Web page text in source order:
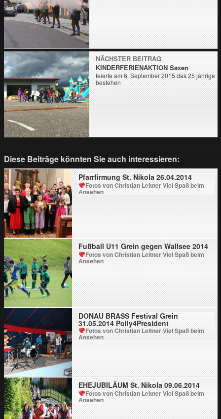
NÄCHSTER BEITRAG
KINDERFERIENAKTION Saxen
feierte am 6. September 2015 das 25 jährige
bestehen
Diese Beiträge könnten Sie auch interessieren:
Pfarrfirmung St. Nikola 26.04.2014
Fotos von Christian LeitnerViel Spaß beim
Ansehen
Fußball U11 Grein gegen Wallsee 2014
Fotos von Christian LeitnerViel Spaß beim
Ansehen
DONAU BRASS Festival Grein
31.05.2014 Polly4President
Fotos von Christian LeitnerViel Spaß beim
Ansehen
EHEJUBILÄUM St. Nikola 09.06.2014
Fotos von Christian LeitnerViel Spaß beim
Ansehen